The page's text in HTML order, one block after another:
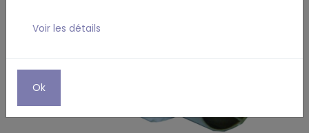
Voir les détails
Ok